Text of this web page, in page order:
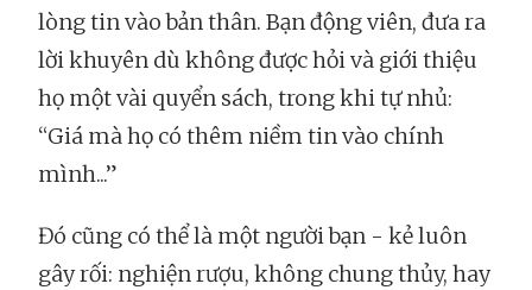
lòng tin vào bản thân. Bạn động viên, đưa ra
lời khuyên dù không được hỏi và giới thiệu
họ một vài quyển sách, trong khi tự nhủ:
“Giá mà họ có thêm niềm tin vào chính
mình...”
Đó cũng có thể là một người bạn - kẻ luôn
gây rối: nghiện rượu, không chung thủy, hay